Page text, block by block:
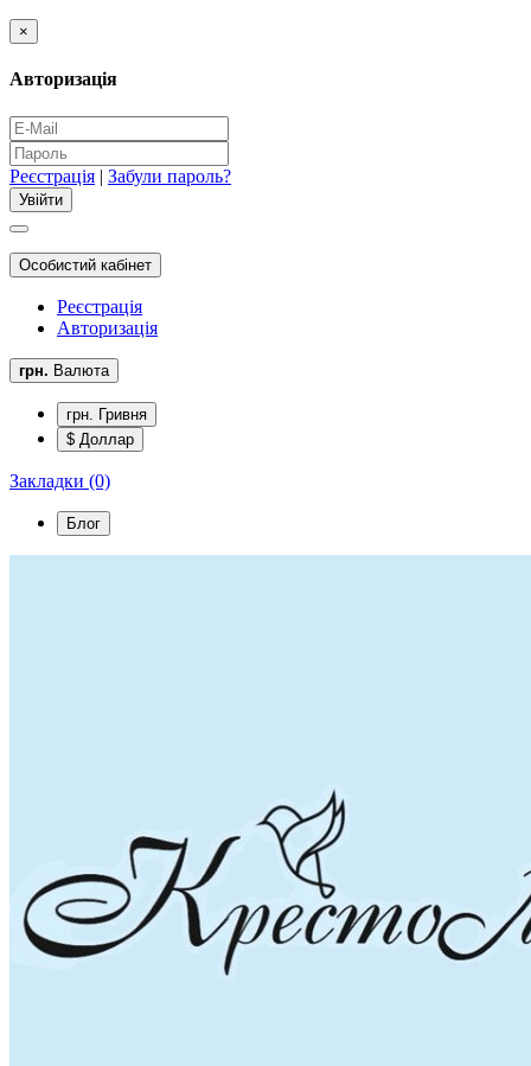
×
Авторизація
Реєстрація | Забули пароль?
Особистий кабінет
Реєстрація
Авторизація
грн. Валюта
грн. Гривня
$ Доллар
Закладки (0)
Блог